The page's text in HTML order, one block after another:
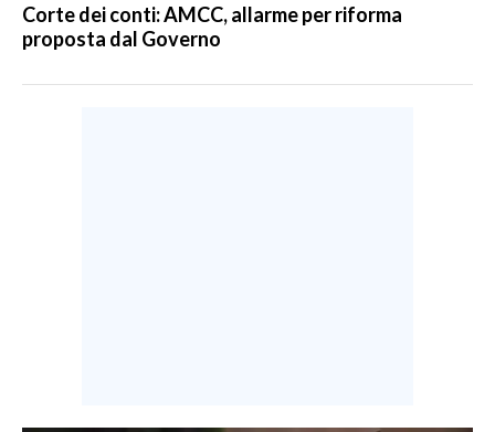
Corte dei conti: AMCC, allarme per riforma
proposta dal Governo